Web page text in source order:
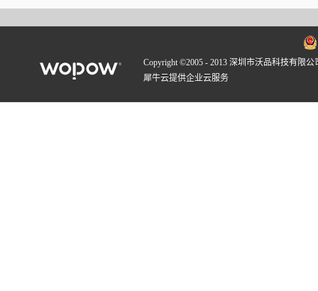
Copyright ©2005 - 2013 深圳市沃品科技有限公
犀牛云提供企业云服务